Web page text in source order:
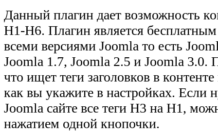
Данный плагин дает возможность
H1-H6. Плагин является
всеми версиями Joomla то есть
Joomla 1.7, Joomla 2.5 и Joomla 3.0.
что ищет теги заголовков в
как вы укажите в настройках. Если
Joomla сайте все теги H3 на H1,
нажатием одной кнопочки.